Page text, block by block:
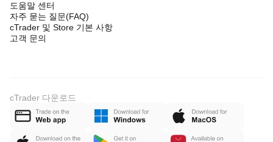
도움말 센터
자주 묻는 질문(FAQ)
cTrader 및 Store 기본 사항
고객 문의
cTrader 다운로드